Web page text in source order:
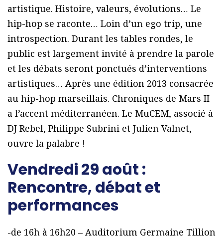
artistique. Histoire, valeurs, évolutions… Le
hip-hop se raconte… Loin d’un ego trip, une
introspection. Durant les tables rondes, le
public est largement invité à prendre la parole
et les débats seront ponctués d’interventions
artistiques… Après une édition 2013 consacrée
au hip-hop marseillais. Chroniques de Mars II
a l’accent méditerranéen. Le MuCEM, associé à
DJ Rebel, Philippe Subrini et Julien Valnet,
ouvre la palabre !
Vendredi 29 août :
Rencontre, débat et
performances
-de 16h à 16h20 – Auditorium Germaine Tillion